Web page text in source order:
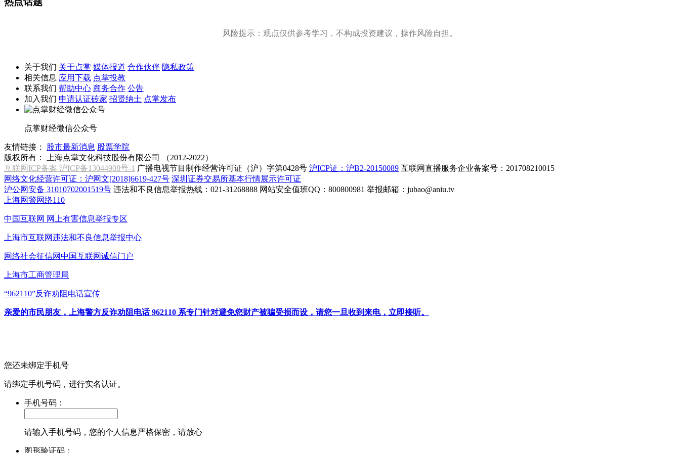
风险提示：观点仅供参考学习，不构成投资建议，操作风险自担。
关于我们 关于点掌 媒体报道 合作伙伴 隐私政策
相关信息 应用下载 点掌投教
联系我们 帮助中心 商务合作 公告
加入我们 申请认证砖家 招贤纳士 点掌发布
点掌财经微信公众号
友情链接： 股市最新消息 股票学院
版权所有：
上海点掌文化科技股份有限公司 （2012-2022）
互联网ICP备案 沪ICP备13044908号-1 广播电视节目制作经营许可证（沪）字第0428号 沪ICP证：沪B2-20150089 互联网直播服务企业备案号：201708210015
网络文化经营许可证：沪网文[2018]6619-427号 深圳证券交易所基本行情展示许可证
沪公网安备 31010702001519号 违法和不良信息举报热线：021-31268888 网站安全值班QQ：800800981 举报邮箱： jubao@aniu.tv
上海网警网络110
中国互联网 网上有害信息举报专区
上海市互联网违法和不良信息举报中心
网络社会征信网中国互联网诚信门户
上海市工商管理局
“962110”反诈劝阻电话宣传
亲爱的市民朋友，上海警方反诈劝阻电话 962110 系专门针对避免您财产被骗受损而设，请您一旦收到来电，立即接听。
您还未绑定手机号
请绑定手机号码，进行实名认证。
手机号码：
请输入手机号码，您的个人信息严格保密，请放心
图形验证码：